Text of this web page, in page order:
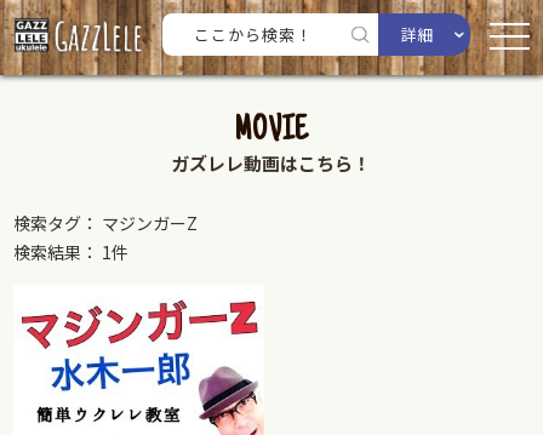
詳細
MOVIE
ガズレレ動画はこちら！
検索タグ： マジンガーZ
検索結果： 1件